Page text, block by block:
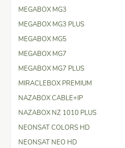
MEGABOX MG3
MEGABOX MG3 PLUS
MEGABOX MG5
MEGABOX MG7
MEGABOX MG7 PLUS
MIRACLEBOX PREMIUM
NAZABOX CABLE+IP
NAZABOX NZ 1010 PLUS
NEONSAT COLORS HD
NEONSAT NEO HD